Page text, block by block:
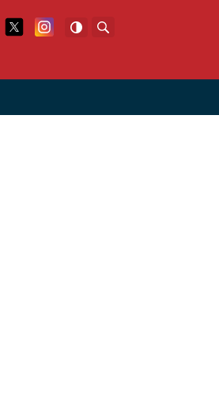
Facebook
Twitter Facebook